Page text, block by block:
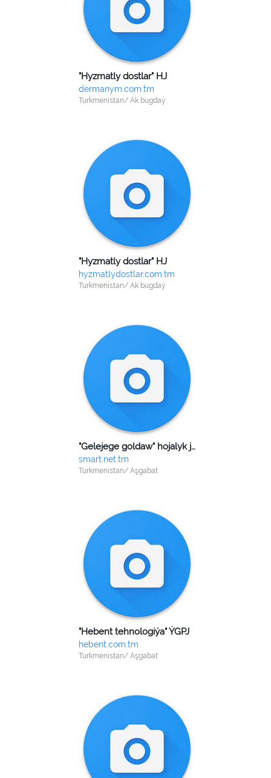
"Hyzmatly dostlar" HJ
dermanym.com.tm
Turkmenistan/ Ak bugdaý
"Hyzmatly dostlar" HJ
hyzmatlydostlar.com.tm
Turkmenistan/ Ak bugdaý
"Gelejege goldaw" hojalyk jemgyýeti
smart.net.tm
Turkmenistan/ Aşgabat
"Hebent tehnologiýa" ÝGPJ
hebent.com.tm
Turkmenistan/ Aşgabat